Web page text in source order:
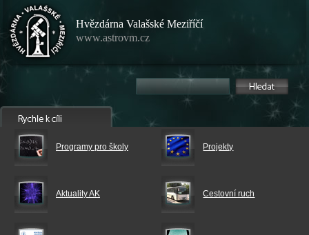
Hvězdárna Valašské Meziříčí
www.astrovm.cz
Programy pro školy Projekty
Aktuality AK Cestovní ruch